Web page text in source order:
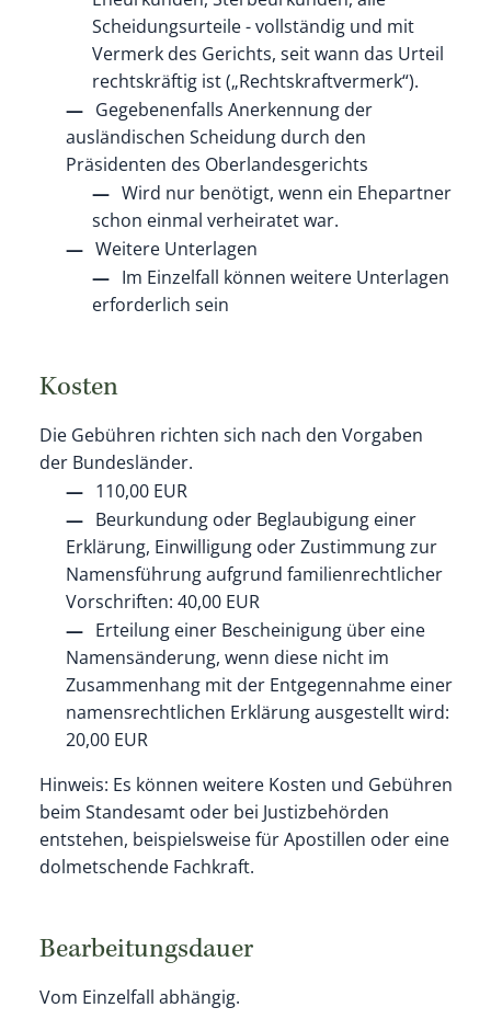
Scheidungsurteile - vollständig und mit
Vermerk des Gerichts, seit wann das Urteil
rechtskräftig ist („Rechtskraftvermerk“).
Gegebenenfalls Anerkennung der
ausländischen Scheidung durch den
Präsidenten des Oberlandesgerichts
Wird nur benötigt, wenn ein Ehepartner
schon einmal verheiratet war.
Weitere Unterlagen
Im Einzelfall können weitere Unterlagen
erforderlich sein
Kosten
Die Gebühren richten sich nach den Vorgaben
der Bundesländer.
110,00 EUR
Beurkundung oder Beglaubigung einer
Erklärung, Einwilligung oder Zustimmung zur
Namensführung aufgrund familienrechtlicher
Vorschriften: 40,00 EUR
Erteilung einer Bescheinigung über eine
Namensänderung, wenn diese nicht im
Zusammenhang mit der Entgegennahme einer
namensrechtlichen Erklärung ausgestellt wird:
20,00 EUR
Hinweis: Es können weitere Kosten und Gebühren
beim Standesamt oder bei Justizbehörden
entstehen, beispielsweise für Apostillen oder eine
dolmetschende Fachkraft.
Bearbeitungsdauer
Vom Einzelfall abhängig.